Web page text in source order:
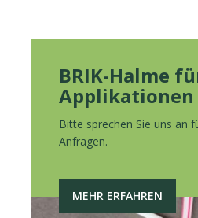
BRIK-Halme
Applikationen
Bitte sprechen Sie uns an
Anfragen.
MEHR ERFAHREN